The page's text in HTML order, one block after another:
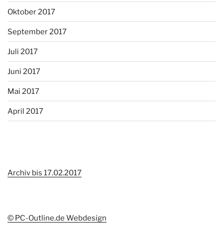
Oktober 2017
September 2017
Juli 2017
Juni 2017
Mai 2017
April 2017
Archiv bis 17.02.2017
© PC-Outline.de Webdesign